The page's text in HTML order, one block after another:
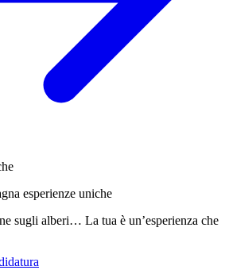
esperienze uniche
sugli alberi… La tua è un’esperienza che